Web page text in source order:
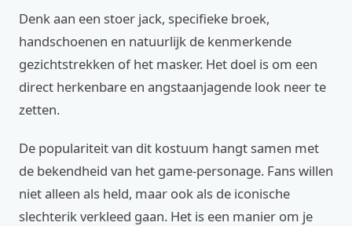
Denk aan een stoer jack, specifieke broek,
handschoenen en natuurlijk de kenmerkende
gezichtstrekken of het masker. Het doel is om een
direct herkenbare en angstaanjagende look neer te
zetten.
De populariteit van dit kostuum hangt samen met
de bekendheid van het game-personage. Fans willen
niet alleen als held, maar ook als de iconische
slechterik verkleed gaan. Het is een manier om je